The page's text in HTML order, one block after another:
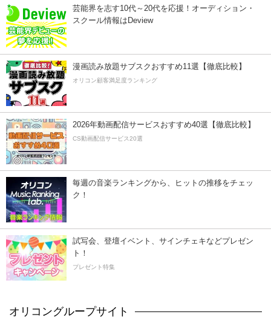
芸能界を志す10代～20代を応援！オーディション・
スクール情報はDeview
漫画読み放題サブスクおすすめ11選【徹底比較】
オリコン顧客満足度ランキング
2026年動画配信サービスおすすめ40選【徹底比較】
CS動画配信サービス20選
毎週の音楽ランキングから、ヒットの推移をチェッ
ク！
試写会、登壇イベント、サインチェキなどプレゼン
ト！
プレゼント特集
オリコングループサイト